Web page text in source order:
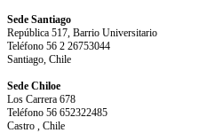
Sede Santiago
República 517, Barrio Universitario
Teléfono 56 2 26753044
Santiago, Chile
Sede Chiloe
Los Carrera 678
Teléfono 56 652322485
Castro , Chile